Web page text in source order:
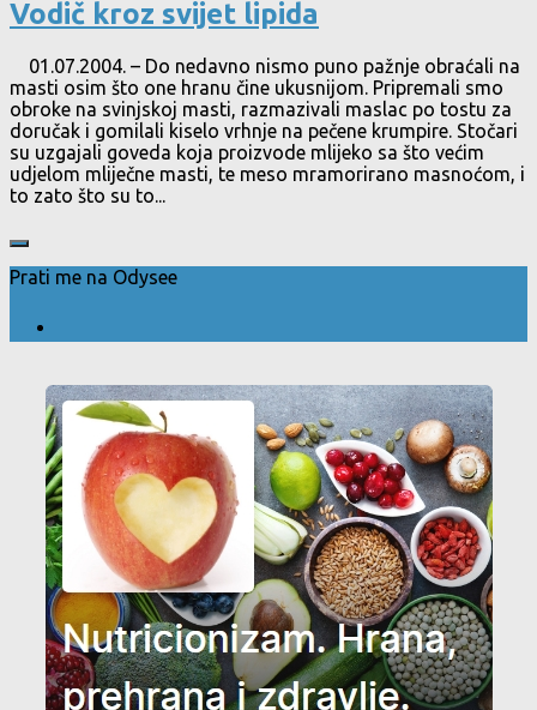
Vodič kroz svijet lipida
01.07.2004. – Do nedavno nismo puno pažnje obraćali na
masti osim što one hranu čine ukusnijom. Pripremali smo
obroke na svinjskoj masti, razmazivali maslac po tostu za
doručak i gomilali kiselo vrhnje na pečene krumpire. Stočari
su uzgajali goveda koja proizvode mlijeko sa što većim
udjelom mliječne masti, te meso mramorirano masnoćom, i
to zato što su to...
Prati me na Odysee